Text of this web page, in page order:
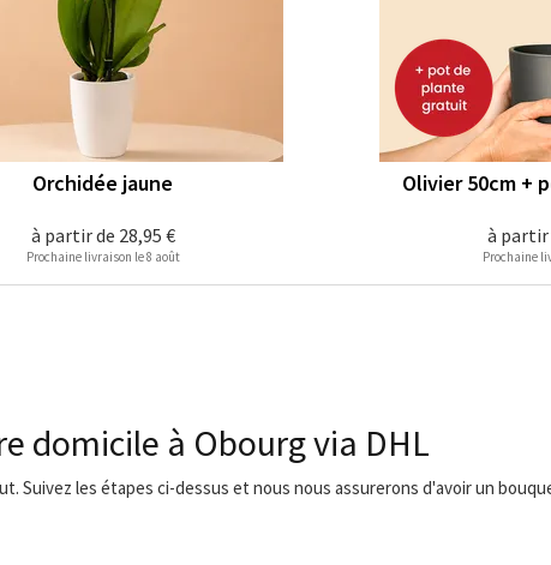
à partir de 28,95 €
Orchidée jaune
Prochaine livraison le 8 août
à partir
Olivier 50cm +
Prochaine
domicile à Obourg via DHL
Suivez les étapes ci-dessus et nous nous assurerons d'avoir un